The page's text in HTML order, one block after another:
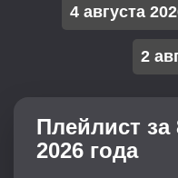
4 августа
2
Плейлист
2026 года